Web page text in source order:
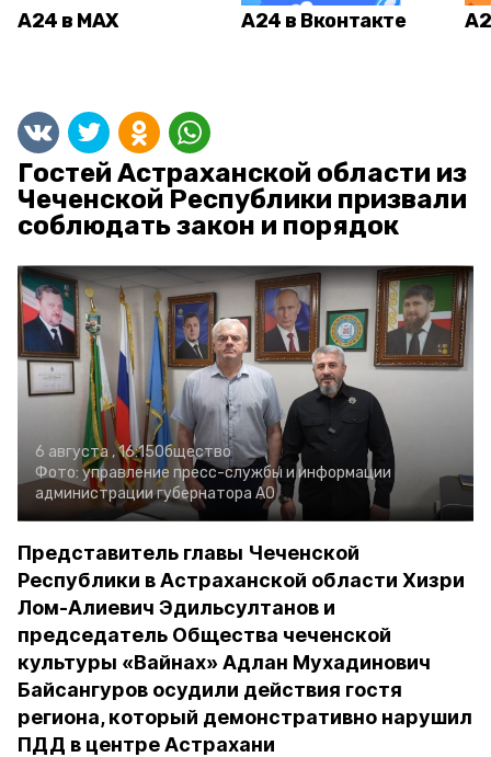
А24 в MAX А24 в Вконтакте
Гостей Астраханской области из
Чеченской Республики призвали
соблюдать закон и порядок
6 августа , 16:15Общество
Фото: управление пресс-службы и информации
администрации губернатора АО
Представитель главы Чеченской
Республики в Астраханской области Хизри
Лом-Алиевич Эдильсултанов и
председатель Общества чеченской
культуры «Вайнах» Адлан Мухадинович
Байсангуров осудили действия гостя
региона, который демонстративно нарушил
ПДД в центре Астрахани